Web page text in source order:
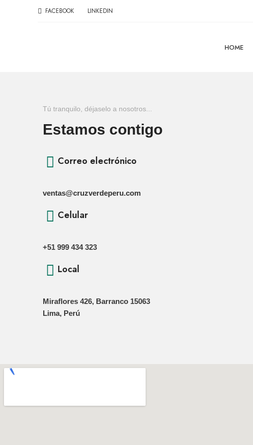
FACEBOOK LINKEDIN
HOME
Tú tranquilo, déjaselo a nosotros...
Estamos contigo
Correo electrónico
ventas@cruzverdeperu.com
Celular
+51 999 434 323
Local
Miraflores 426, Barranco 15063
Lima, Perú